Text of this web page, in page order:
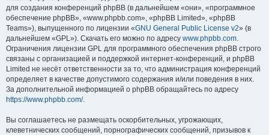
для создания конференций phpBB (в дальнейшем «они», «программное
обеспечение phpBB», «www.phpbb.com», «phpBB Limited», «phpBB
Teams»), выпущенного по лицензии «GNU General Public License v2» (в
дальнейшем «GPL»). Скачать его можно по адресу www.phpbb.com.
Ограничения лицензии GPL для программного обеспечения phpBB строго
связаны с организацией и поддержкой интернет-конференций, и phpBB
Limited не несёт ответственности за то, что администрация конференций
определяет в качестве допустимого содержания и/или поведения в них.
За дополнительной информацией о phpBB обращайтесь по адресу
https://www.phpbb.com/.
Вы соглашаетесь не размещать оскорбительных, угрожающих,
клеветнических сообщений, порнографических сообщений, призывов к